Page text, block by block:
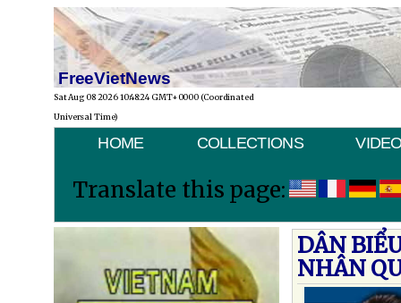
FreeVietNews
Sat Aug 08 2026 10:48:24 GMT+0000 (Coordinated
Universal Time)
HOME COLLECTIONS
Translate this page:
DÂN
NHÂN